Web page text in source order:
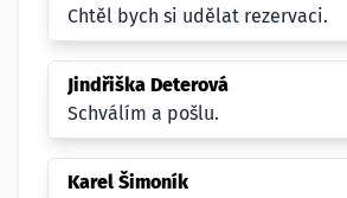
Chtěl bych si udělat rezervaci.
Jindřiška Deterová
Schválím a pošlu.
Karel Šimoník